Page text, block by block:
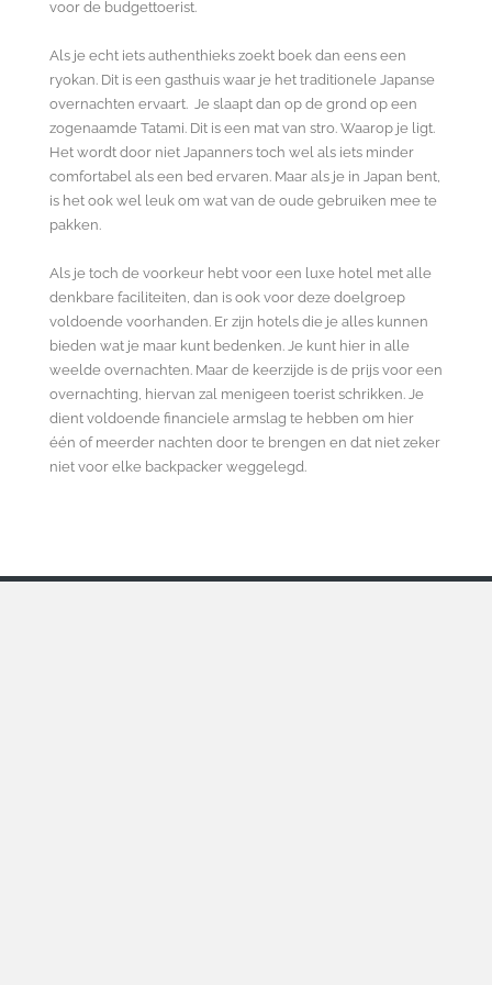
voor de budgettoerist.
Als je echt iets authenthieks zoekt boek dan eens een
ryokan. Dit is een gasthuis waar je het traditionele Japanse
overnachten ervaart. Je slaapt dan op de grond op een
zogenaamde Tatami. Dit is een mat van stro. Waarop je ligt.
Het wordt door niet Japanners toch wel als iets minder
comfortabel als een bed ervaren. Maar als je in Japan bent,
is het ook wel leuk om wat van de oude gebruiken mee te
pakken.
Als je toch de voorkeur hebt voor een luxe hotel met alle
denkbare faciliteiten, dan is ook voor deze doelgroep
voldoende voorhanden. Er zijn hotels die je alles kunnen
bieden wat je maar kunt bedenken. Je kunt hier in alle
weelde overnachten. Maar de keerzijde is de prijs voor een
overnachting, hiervan zal menigeen toerist schrikken. Je
dient voldoende financiele armslag te hebben om hier
één of meerder nachten door te brengen en dat niet zeker
niet voor elke backpacker weggelegd.